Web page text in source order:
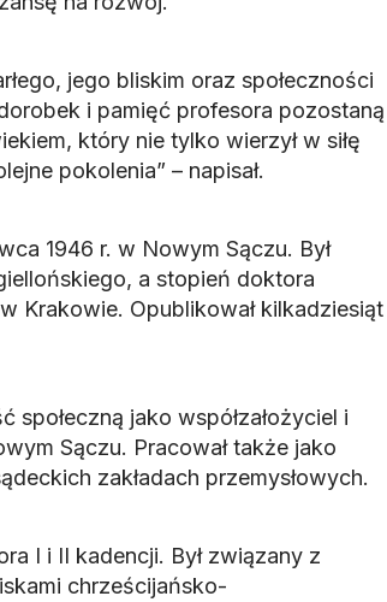
jego bliskim oraz społeczności
i pamięć profesora pozostaną
który nie tylko wierzył w siłę
pokolenia” – napisał.
1946 r. w Nowym Sączu. Był
a stopień doktora
Krakowie. Opublikował kilkadziesiąt
społeczną jako współzałożyciel i
Sączu. Pracował także jako
zakładach przemysłowych.
I i II kadencji. Był związany z
chrześcijańsko-